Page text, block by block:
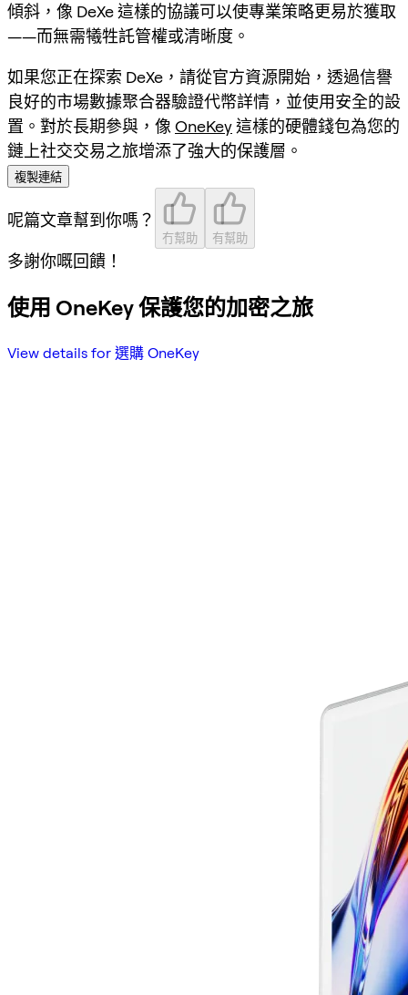
傾斜，像 DeXe 這樣的協議可以使專業策略更易於獲取
——而無需犧牲託管權或清晰度。
如果您正在探索 DeXe，請從官方資源開始，透過信譽
良好的市場數據聚合器驗證代幣詳情，並使用安全的設
置。對於長期參與，像 OneKey這樣的硬體錢包為您的
鏈上社交交易之旅增添了強大的保護層。
複製連結
呢篇文章幫到你嗎？
冇幫助 有幫助
多謝你嘅回饋！
使用 OneKey 保護您的加密之旅
View details for 選購 OneKey